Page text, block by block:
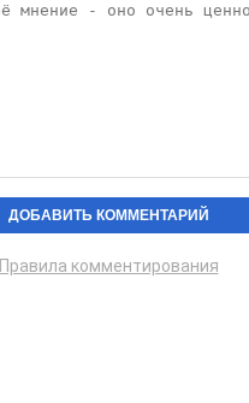
Правила комментирования